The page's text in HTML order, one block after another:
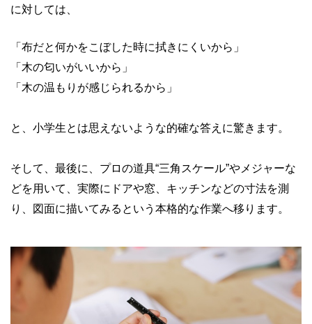
に対しては、
「布だと何かをこぼした時に拭きにくいから」
「木の匂いがいいから」
「木の温もりが感じられるから」
と、小学生とは思えないような的確な答えに驚きます。
そして、最後に、プロの道具“三角スケール”やメジャーな
どを用いて、実際にドアや窓、キッチンなどの寸法を測
り、図面に描いてみるという本格的な作業へ移ります。